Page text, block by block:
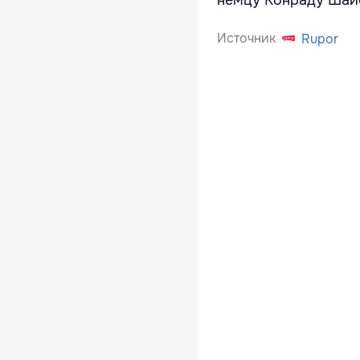
Источник Rupor